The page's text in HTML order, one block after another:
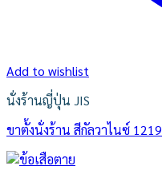
Add to wishlist
นั่งร้านญี่ปุ่น JIS
ขาตั้งนั่งร้าน สีกัลวาไนซ์ 1219